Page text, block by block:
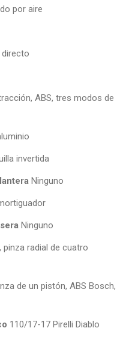
por aire
ABS, tres modos de
invertida
Ninguno
Ninguno
pinza radial de cuatro
de un pistón, ABS Bosch,
110/17-17 Pirelli Diablo